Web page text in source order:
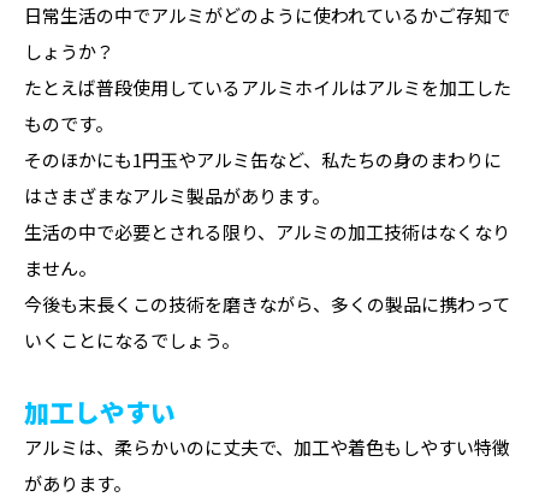
日常生活の中でアルミがどのように使われているかご存知で
しょうか？
たとえば普段使用しているアルミホイルはアルミを加工した
ものです。
そのほかにも1円玉やアルミ缶など、私たちの身のまわりに
はさまざまなアルミ製品があります。
生活の中で必要とされる限り、アルミの加工技術はなくなり
ません。
今後も末長くこの技術を磨きながら、多くの製品に携わって
いくことになるでしょう。
加工しやすい
アルミは、柔らかいのに丈夫で、加工や着色もしやすい特徴
があります。